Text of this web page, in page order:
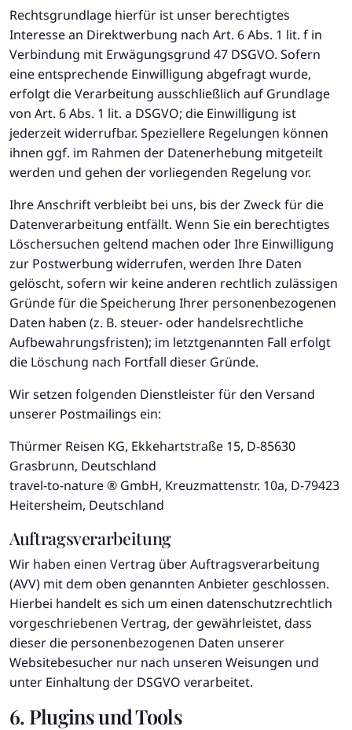
Rechtsgrundlage hierfür ist unser berechtigtes
Interesse an Direktwerbung nach Art. 6 Abs. 1 lit. f in
Verbindung mit Erwägungsgrund 47 DSGVO. Sofern
eine entsprechende Einwilligung abgefragt wurde,
erfolgt die Verarbeitung ausschließlich auf Grundlage
von Art. 6 Abs. 1 lit. a DSGVO; die Einwilligung ist
jederzeit widerrufbar. Speziellere Regelungen können
ihnen ggf. im Rahmen der Datenerhebung mitgeteilt
werden und gehen der vorliegenden Regelung vor.
Ihre Anschrift verbleibt bei uns, bis der Zweck für die
Datenverarbeitung entfällt. Wenn Sie ein berechtigtes
Löschersuchen geltend machen oder Ihre Einwilligung
zur Postwerbung widerrufen, werden Ihre Daten
gelöscht, sofern wir keine anderen rechtlich zulässigen
Gründe für die Speicherung Ihrer personenbezogenen
Daten haben (z. B. steuer- oder handelsrechtliche
Aufbewahrungsfristen); im letztgenannten Fall erfolgt
die Löschung nach Fortfall dieser Gründe.
Wir setzen folgenden Dienstleister für den Versand
unserer Postmailings ein:
Thürmer Reisen KG, Ekkehartstraße 15, D-85630
Grasbrunn, Deutschland
travel-to-nature ® GmbH, Kreuzmattenstr. 10a, D-79423
Heitersheim, Deutschland
Auftragsverarbeitung
Wir haben einen Vertrag über Auftragsverarbeitung
(AVV) mit dem oben genannten Anbieter geschlossen.
Hierbei handelt es sich um einen datenschutzrechtlich
vorgeschriebenen Vertrag, der gewährleistet, dass
dieser die personenbezogenen Daten unserer
Websitebesucher nur nach unseren Weisungen und
unter Einhaltung der DSGVO verarbeitet.
6. Plugins und Tools